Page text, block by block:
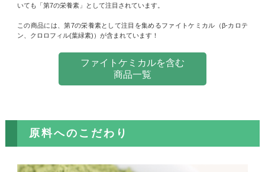
いても「第7の栄養素」として注目されています。
この商品には、第7の栄養素として注目を集めるファイトケミカル（β-カロテ
ン、クロロフィル(葉緑素)）が含まれています！
ファイトケミカルを含む
商品一覧
原料へのこだわり